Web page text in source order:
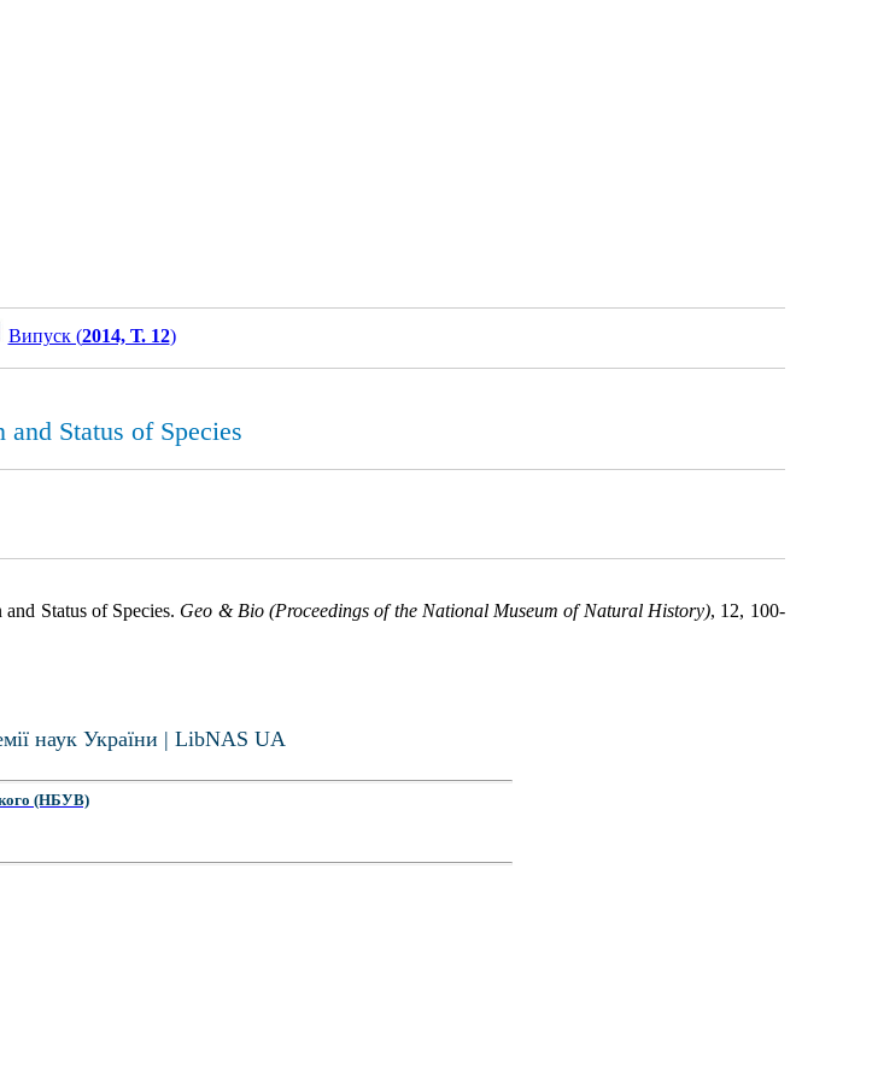
Випуск (2014, Т. 12)
Status of Species
Status of Species. Geo & Bio (Proceedings of the National Museum of Natural History), 12, 100-
наук України | LibNAS UA
(НБУВ)